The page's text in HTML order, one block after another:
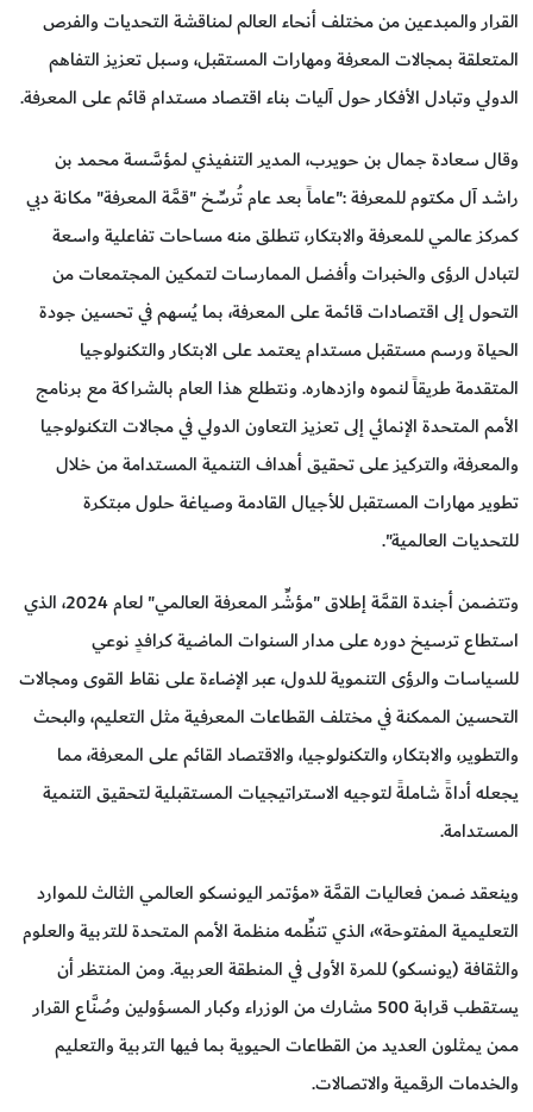
القرار والمبدعين من مختلف أنحاء العالم لمناقشة التحديات والفرص
المتعلقة بمجالات المعرفة ومهارات المستقبل، وسبل تعزيز التفاهم
الدولي وتبادل الأفكار حول آليات بناء اقتصاد مستدام قائم على المعرفة.
وقال سعادة جمال بن حويرب، المدير التنفيذي لمؤسَّسة محمد بن
راشد آل مكتوم للمعرفة :"عاماً بعد عام تُرسِّخ "قمَّة المعرفة" مكانة دبي
كمركز عالمي للمعرفة والابتكار، تنطلق منه مساحات تفاعلية واسعة
لتبادل الرؤى والخبرات وأفضل الممارسات لتمكين المجتمعات من
التحول إلى اقتصادات قائمة على المعرفة، بما يُسهم في تحسين جودة
الحياة ورسم مستقبل مستدام يعتمد على الابتكار والتكنولوجيا
المتقدمة طريقاً لنموه وازدهاره. ونتطلع هذا العام بالشراكة مع برنامج
الأمم المتحدة الإنمائي إلى تعزيز التعاون الدولي في مجالات التكنولوجيا
والمعرفة، والتركيز على تحقيق أهداف التنمية المستدامة من خلال
تطوير مهارات المستقبل للأجيال القادمة وصياغة حلول مبتكرة
للتحديات العالمية".
وتتضمن أجندة القمَّة إطلاق "مؤشِّر المعرفة العالمي" لعام 2024، الذي
استطاع ترسيخ دوره على مدار السنوات الماضية كرافدٍ نوعي
للسياسات والرؤى التنموية للدول، عبر الإضاءة على نقاط القوى ومجالات
التحسين الممكنة في مختلف القطاعات المعرفية مثل التعليم، والبحث
والتطوير، والابتكار، والتكنولوجيا، والاقتصاد القائم على المعرفة، مما
يجعله أداةً شاملةً لتوجيه الاستراتيجيات المستقبلية لتحقيق التنمية
المستدامة.
وينعقد ضمن فعاليات القمَّة «مؤتمر اليونسكو العالمي الثالث للموارد
التعليمية المفتوحة»، الذي تنظِّمه منظمة الأمم المتحدة للتربية والعلوم
والثقافة (يونسكو) للمرة الأولى في المنطقة العربية. ومن المنتظر أن
يستقطب قرابة 500 مشارك من الوزراء وكبار المسؤولين وصُنَّاع القرار
ممن يمثلون العديد من القطاعات الحيوية بما فيها التربية والتعليم
والخدمات الرقمية والاتصالات.